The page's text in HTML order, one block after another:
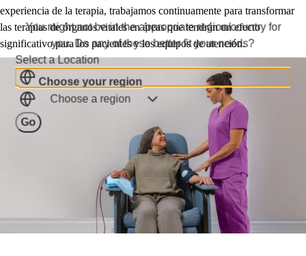
experiencia de la terapia, trabajamos continuamente para transformar
las terapias de órganos vitales en áreas que tendrán un efecto
significativo para los pacientes y los equipos de atención.
You might not be in the appropriate region/country for
you. Do any of these better fit your needs?
Select a Location
Choose your region
Choose a region
Go